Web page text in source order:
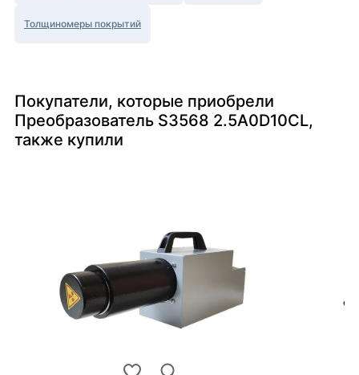
Толщиномеры покрытий
Покупатели, которые приобрели
Преобразователь S3568 2.5A0D10CL,
также купили